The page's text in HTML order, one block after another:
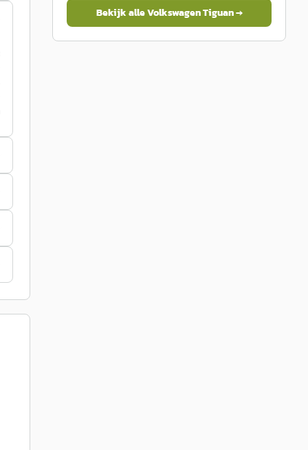
Bekijk alleVolkswagenTiguan→